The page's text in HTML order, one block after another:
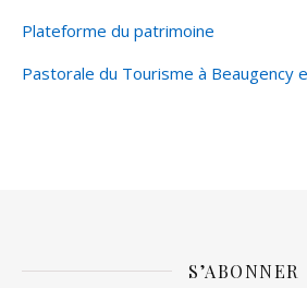
Plateforme du patrimoine
Pastorale du Tourisme à Beaugency
S’ABONNER